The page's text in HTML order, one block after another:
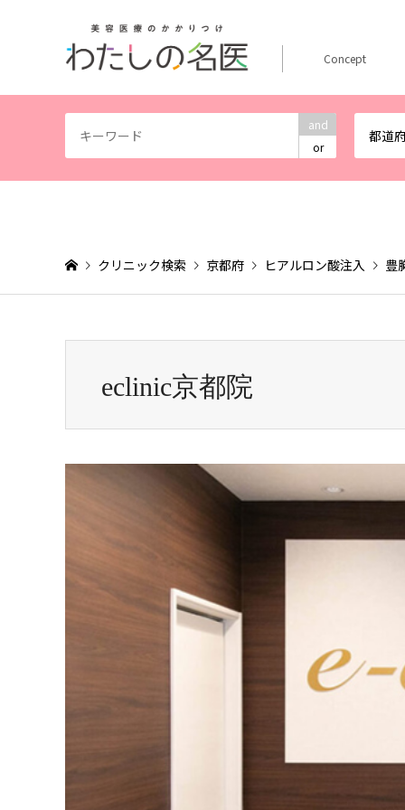
and
or
都道
Concept
クリニック検索 京都府 ヒアルロン酸注入 豊
eclinic京都院